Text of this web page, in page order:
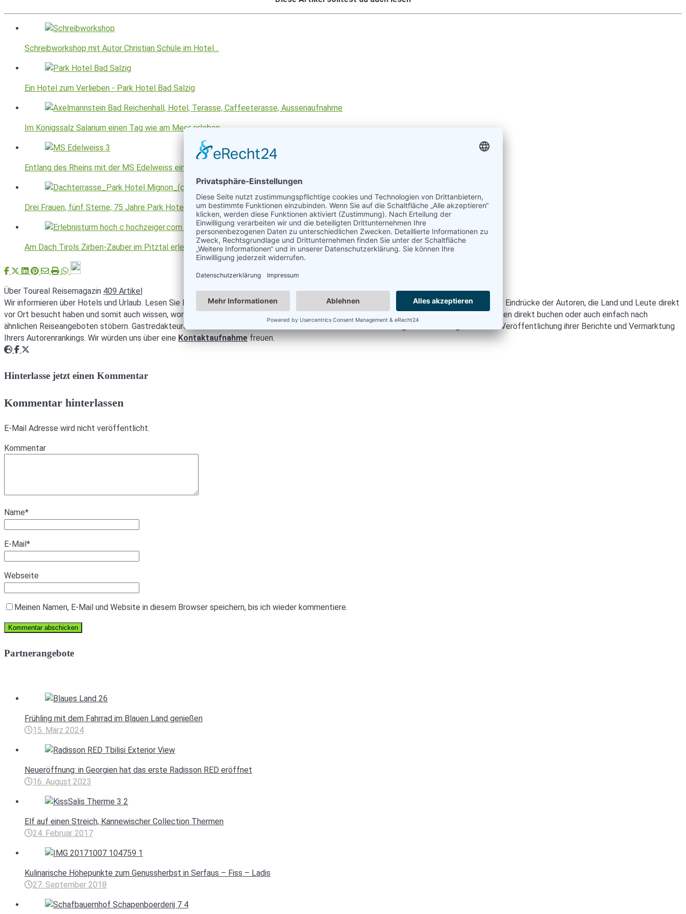
Schreibworkshop mit Autor Christian Schüle im Hotel…
Ein Hotel zum Verlieben - Park Hotel Bad Salzig
Im Königssalz Salarium einen Tag wie am Meer erleben
Entlang des Rheins mit der MS Edelweiss ein…
Drei Frauen, fünf Sterne, 75 Jahre Park Hotel Mignon…
Am Dach Tirols Zirben-Zauber im Pitztal erleben
Über Toureal Reisemagazin 409 Artikel
Wir informieren über Hotels und Urlaub. Lesen Sie Reiseberichte, Hoteltests & Urlaubstipps. Hier erhalten Sie persönliche und unverfälschte Eindrücke der Autoren, die Land und Leute direkt
vor Ort besucht haben und somit auch wissen, worüber geschrieben wird. In unserem Buchungsportal können Sie verschiedenste Urlaubsreisen direkt buchen oder auch einfach nach
ähnlichen Reiseangeboten stöbern. Gastredakteuren mit interessanten Reiseberichten bieten wir in unseren Magazinen die Möglichkeit zur Veröffentlichung ihrer Berichte und Vermarktung
Ihrers Autorenrankings. Wir würden uns über eine Kontaktaufnahme freuen.
Webseite
Facebook
Hinterlasse jetzt einen Kommentar
Kommentar hinterlassen
E-Mail Adresse wird nicht veröffentlicht.
Kommentar
Name*
E-Mail*
Webseite
Meinen Namen, E-Mail und Website in diesem Browser speichern, bis ich wieder kommentiere.
Partnerangebote
Frühling mit dem Fahrrad im Blauen Land genießen
15. März 2024
Neueröffnung: in Georgien hat das erste Radisson RED eröffnet
16. August 2023
Elf auf einen Streich, Kannewischer Collection Thermen
24. Februar 2017
Kulinarische Höhepunkte zum Genussherbst in Serfaus – Fiss – Ladis
27. September 2018